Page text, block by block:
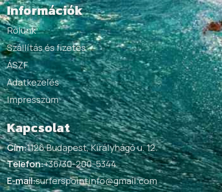
Információk
Rólunk
Szállítás és fizetés
ÁSZF
Adatkezelés
Impresszum
Kapcsolat
Cím:1126 Budapest, Királyhágó u. 12.
Telefon:+36/30-200-5344
E-mail:surferspointinfo@gmail.com